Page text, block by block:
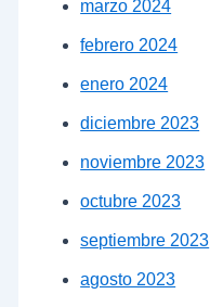
marzo 2024
febrero 2024
enero 2024
diciembre 2023
noviembre 2023
octubre 2023
septiembre 2023
agosto 2023